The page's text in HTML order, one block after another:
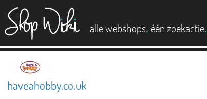
alle webshops. één zoekactie.
haveahobby.co.uk